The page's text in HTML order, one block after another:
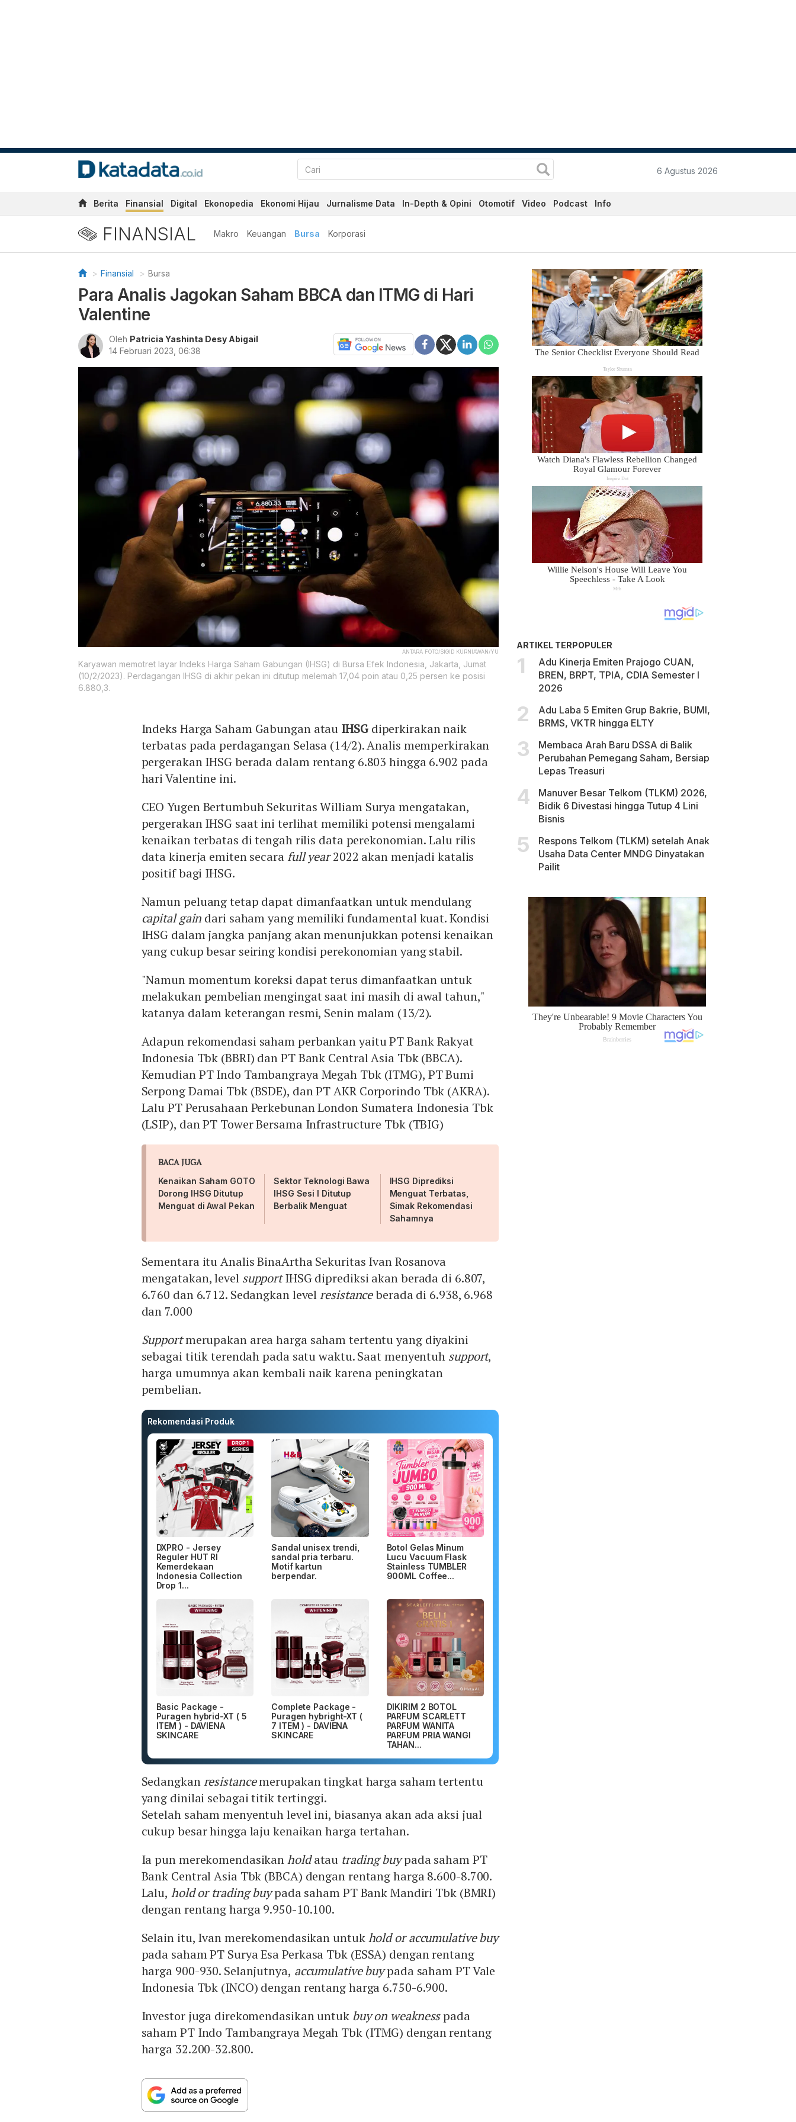
6 Agustus 2026
Berita Finansial Digital Ekonopedia Ekonomi Hijau Jurnalisme Data In-Depth & Opini Otomotif Video Podcast Info
FINANSIAL Makro Keuangan Bursa Korporasi
Finansial Bursa
Para Analis Jagokan Saham BBCA dan ITMG di Hari
Valentine
Oleh Patricia Yashinta Desy Abigail
14 Februari 2023, 06:38
ANTARA FOTO/SIGID KURNIAWAN/YU
Karyawan memotret layar Indeks Harga Saham Gabungan (IHSG) di Bursa Efek Indonesia, Jakarta, Jumat
(10/2/2023). Perdagangan IHSG di akhir pekan ini ditutup melemah 17,04 poin atau 0,25 persen ke posisi
6.880,3.
Indeks Harga Saham Gabungan atau IHSGdiperkirakan naik
terbatas pada perdagangan Selasa (14/2). Analis memperkirakan
pergerakan IHSG berada dalam rentang 6.803 hingga 6.902 pada
hari Valentine ini.
CEO Yugen Bertumbuh Sekuritas William Surya mengatakan,
pergerakan IHSG saat ini terlihat memiliki potensi mengalami
kenaikan terbatas di tengah rilis data perekonomian. Lalu rilis
data kinerja emiten secara full year2022 akan menjadi katalis
positif bagi IHSG.
Namun peluang tetap dapat dimanfaatkan untuk mendulang
capital gain dari saham yang memiliki fundamental kuat. Kondisi
IHSG dalam jangka panjang akan menunjukkan potensi kenaikan
yang cukup besar seiring kondisi perekonomian yang stabil.
"Namun momentum koreksi dapat terus dimanfaatkan untuk
melakukan pembelian mengingat saat ini masih di awal tahun,"
katanya dalam keterangan resmi, Senin malam (13/2).
Adapun rekomendasi saham perbankan yaitu PT Bank Rakyat
Indonesia Tbk (BBRI) dan PT Bank Central Asia Tbk (BBCA).
Kemudian PT Indo Tambangraya Megah Tbk (ITMG), PT Bumi
Serpong Damai Tbk (BSDE), dan PT AKR Corporindo Tbk (AKRA).
Lalu PT Perusahaan Perkebunan London Sumatera Indonesia Tbk
(LSIP), dan PT Tower Bersama Infrastructure Tbk (TBIG)
BACA JUGA
Kenaikan Saham GOTO
Dorong IHSG Ditutup
Menguat di Awal Pekan
Sektor Teknologi Bawa
IHSG Sesi I Ditutup
Berbalik Menguat
IHSG Diprediksi
Menguat Terbatas,
Simak Rekomendasi
Sahamnya
Sementara itu Analis BinaArtha Sekuritas Ivan Rosanova
mengatakan, levelsupportIHSG diprediksi akan berada di 6.807,
6.760 dan 6.712. Sedangkan levelresistanceberada di 6.938, 6.968
dan 7.000
Supportmerupakan area harga saham tertentu yang diyakini
sebagai titik terendah pada satu waktu. Saat menyentuh support,
harga umumnya akan kembali naik karena peningkatan
pembelian.
Rekomendasi Produk
DXPRO - Jersey
Reguler HUT RI
Kemerdekaan
Indonesia Collection
Drop 1...
Sandal unisex trendi,
sandal pria terbaru.
Motif kartun
berpendar.
Botol Gelas Minum
Lucu Vacuum Flask
Stainless TUMBLER
900ML Coffee...
Basic Package -
Puragen hybrid-XT ( 5
ITEM ) - DAVIENA
SKINCARE
Complete Package -
Puragen hybright-XT (
7 ITEM ) - DAVIENA
SKINCARE
DIKIRIM 2 BOTOL
PARFUM SCARLETT
PARFUM WANITA
PARFUM PRIA WANGI
TAHAN...
Sedangkanresistancemerupakan tingkat harga saham tertentu
yang dinilai sebagai titik tertinggi.
Setelah saham menyentuh level ini, biasanya akan ada aksi jual
cukup besar hingga laju kenaikan harga tertahan.
Ia pun merekomendasikanholdatau trading buypada saham PT
Bank Central Asia Tbk (BBCA) dengan rentang harga 8.600-8.700.
Lalu, hold or trading buypada saham PT Bank Mandiri Tbk (BMRI)
dengan rentang harga 9.950-10.100.
Selain itu, Ivan merekomendasikan untukhold or accumulative buy
pada saham PT Surya Esa Perkasa Tbk (ESSA) dengan rentang
harga 900-930. Selanjutnya, accumulative buypada saham PT Vale
Indonesia Tbk (INCO) dengan rentang harga 6.750-6.900.
Investor juga direkomendasikan untukbuy on weaknesspada
saham PT Indo Tambangraya Megah Tbk (ITMG) dengan rentang
harga 32.200-32.800.
ARTIKEL TERPOPULER
Adu Kinerja Emiten Prajogo CUAN,
BREN, BRPT, TPIA, CDIA Semester I
2026
Adu Laba 5 Emiten Grup Bakrie, BUMI,
BRMS, VKTR hingga ELTY
Membaca Arah Baru DSSA di Balik
Perubahan Pemegang Saham, Bersiap
Lepas Treasuri
Manuver Besar Telkom (TLKM) 2026,
Bidik 6 Divestasi hingga Tutup 4 Lini
Bisnis
Respons Telkom (TLKM) setelah Anak
Usaha Data Center MNDG Dinyatakan
Pailit